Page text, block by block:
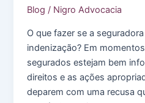
Blog / Nigro Advocacia
O que fazer se a
indenização? Em
segurados estejam bem
direitos e as ações
deparem com uma recusa